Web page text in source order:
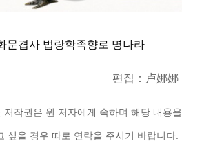
문겹사 법랑학족향로 명나라
편집：卢娜娜
저작권은 원 저자에게 속하며 해당 내용을
싶을 경우 따로 연락을 주시기 바랍니다.